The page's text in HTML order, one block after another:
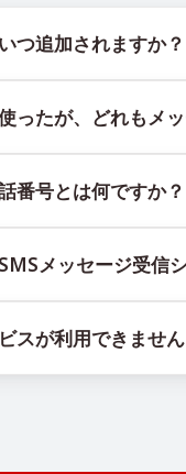
つ追加されますか？
。
ったが、どれもメ
あります。配信成功
継続的に使用する。
号を試してください。
番号とは何ですか？
メッセージの受信
メッセージ受信
を割り当てるカスタ
スが利用できませ